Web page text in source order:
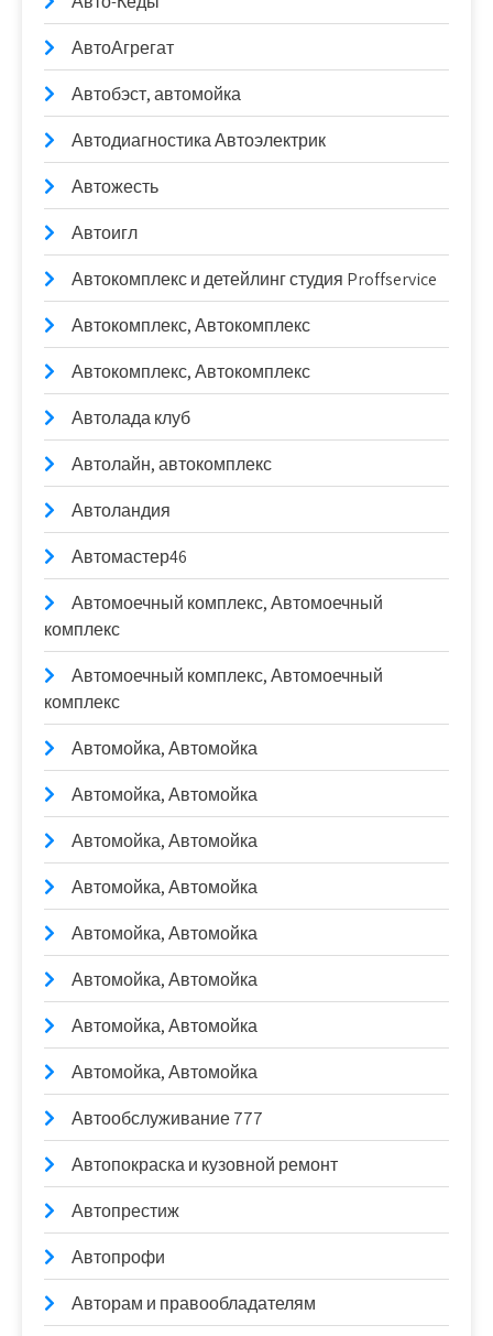
АвтоАгрегат
Автобэст, автомойка
Автодиагностика Автоэлектрик
Автожесть
Автоигл
Автокомплекс и детейлинг студия Proffservice
Автокомплекс, Автокомплекс
Автокомплекс, Автокомплекс
Автолада клуб
Автолайн, автокомплекс
Автоландия
Автомастер46
Автомоечный комплекс, Автомоечный
комплекс
Автомоечный комплекс, Автомоечный
комплекс
Автомойка, Автомойка
Автомойка, Автомойка
Автомойка, Автомойка
Автомойка, Автомойка
Автомойка, Автомойка
Автомойка, Автомойка
Автомойка, Автомойка
Автомойка, Автомойка
Автообслуживание 777
Автопокраска и кузовной ремонт
Автопрестиж
Автопрофи
Авторам и правообладателям